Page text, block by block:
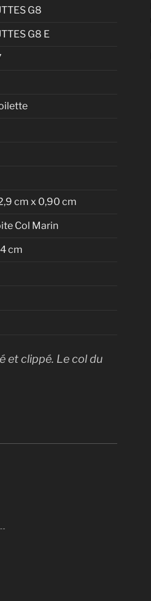
G8
G8 E
cm x 0,90 cm
Col Marin
cm
et clippé. Le col du